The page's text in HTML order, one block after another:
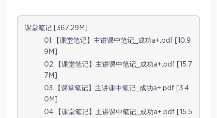
课堂笔记 [367.29M]
01.【课堂笔记】主讲课中笔记_成功a+.pdf [10.9
9M]
02.【课堂笔记】主讲课中笔记_成功a+.pdf [15.7
7M]
03.【课堂笔记】主讲课中笔记_成功a+.pdf [3.4
0M]
04.【课堂笔记】主讲课中笔记_成功a+.pdf [15.5